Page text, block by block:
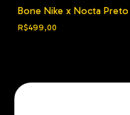
Bone Nike x Nocta Preto
R$499,00